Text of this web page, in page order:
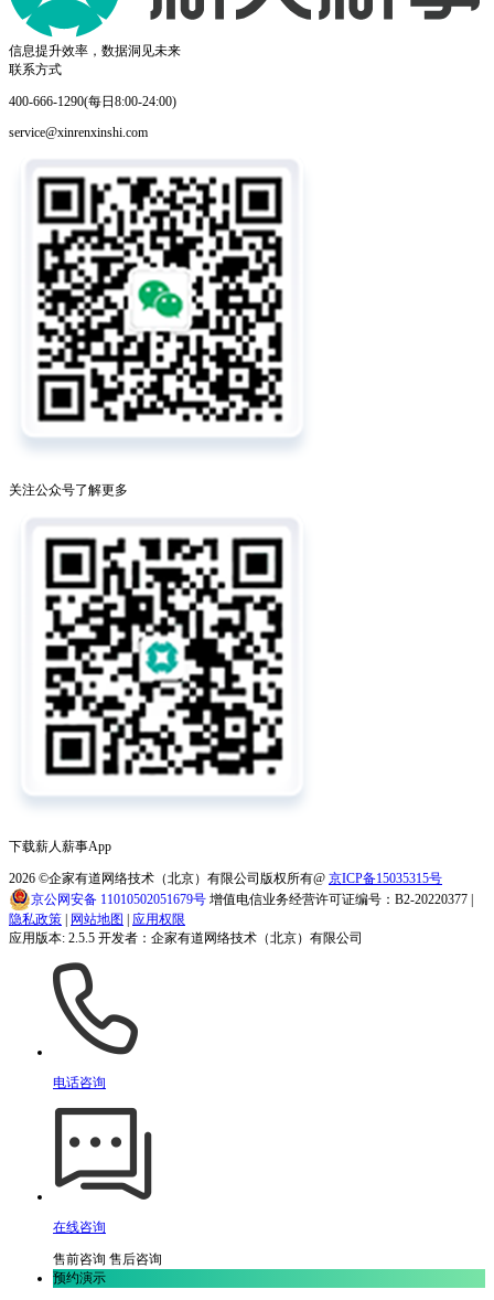
信息提升效率，数据洞见未来
联系方式
400-666-1290(每日8:00-24:00)
service@xinrenxinshi.com
关注公众号了解更多
下载薪人薪事App
2026 ©企家有道网络技术（北京）有限公司版权所有@ 京ICP备15035315号
京公网安备 11010502051679号 增值电信业务经营许可证编号：B2-20220377 |
隐私政策 | 网站地图 | 应用权限
应用版本: 2.5.5 开发者：企家有道网络技术（北京）有限公司
电话咨询
在线咨询
售前咨询 售后咨询
预约演示